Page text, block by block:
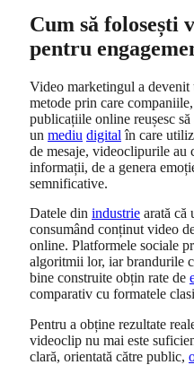
Cum să folosești
pentru
Video marketingul a
metode prin care
publicațiile online reușesc
un mediu digital în care
de mesaje, videoclipurile au
informații, de a genera
semnificative.
Datele din industrie arată că
consumând conținut video
online. Platformele sociale
algoritmii lor, iar brandurile
bine construite obțin rate de
comparativ cu formatele
Pentru a obține rezultate
videoclip nu mai este
clară, orientată către public,